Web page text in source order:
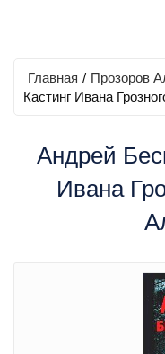
Главная / Прозоров
Кастинг Ивана
Андрей
Ивана